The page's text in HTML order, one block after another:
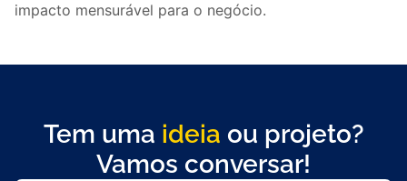
impacto mensurável para o negócio.
Tem uma ideia ou projeto?
Vamos conversar!